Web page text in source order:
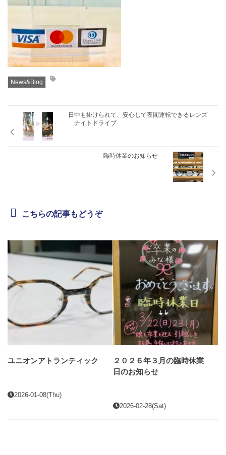
お問合せ
News&Blog
日中も掛けられて、安心して夜間運転できるレンズ
ナイトドライブ
臨時休業のお知らせ
こちらの記事もどうぞ
ユニオンアトランティック
2026-01-08(Thu)
２０２６年３月の臨時休業
日のお知らせ
2026-02-28(Sat)